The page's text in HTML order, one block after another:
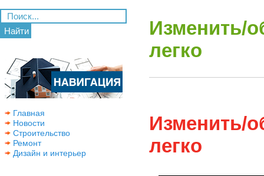
Найти
Главная
Новости
Строительство
Ремонт
Дизайн и интерьер
Изменить/
легко
Изменить/
легко